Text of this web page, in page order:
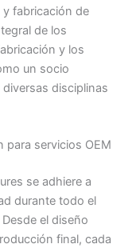
fabricación de
de los
y los
un socio
disciplinas
para servicios OEM
se adhiere a
durante todo el
el diseño
final, cada